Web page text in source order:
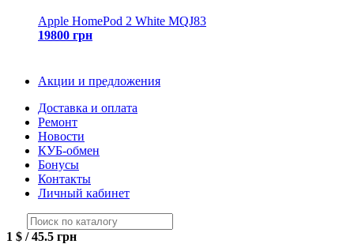
Apple HomePod 2 White MQJ83
19800 грн
Акции и предложения
Доставка и оплата
Ремонт
Новости
КУБ-обмен
Бонусы
Контакты
Личный кабинет
1 $ / 45.5 грн